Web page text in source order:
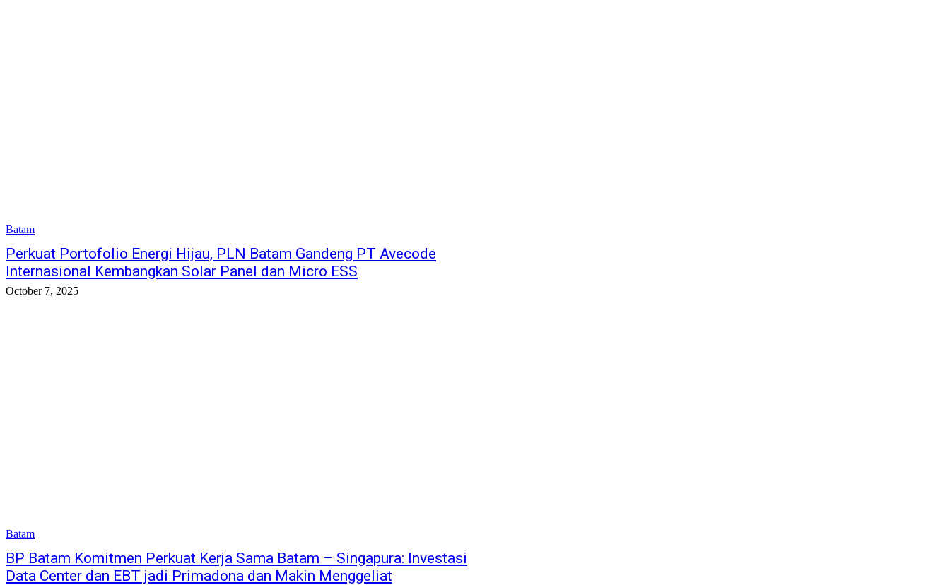
Batam
Perkuat Portofolio Energi Hijau, PLN Batam Gandeng PT Avecode
Internasional Kembangkan Solar Panel dan Micro ESS
October 7, 2025
Batam
BP Batam Komitmen Perkuat Kerja Sama Batam – Singapura: Investasi
Data Center dan EBT jadi Primadona dan Makin Menggeliat